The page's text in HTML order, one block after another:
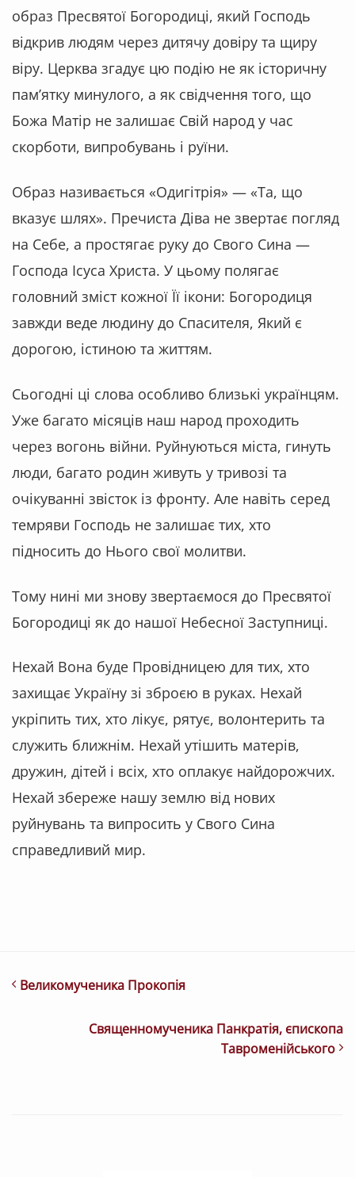
образ Пресвятої Богородиці, який Господь
відкрив людям через дитячу довіру та щиру
віру. Церква згадує цю подію не як історичну
пам’ятку минулого, а як свідчення того, що
Божа Матір не залишає Свій народ у час
скорботи, випробувань і руїни.
Образ називається «Одигітрія» — «Та, що
вказує шлях». Пречиста Діва не звертає погляд
на Себе, а простягає руку до Свого Сина —
Господа Ісуса Христа. У цьому полягає
головний зміст кожної Її ікони: Богородиця
завжди веде людину до Спасителя, Який є
дорогою, істиною та життям.
Сьогодні ці слова особливо близькі українцям.
Уже багато місяців наш народ проходить
через вогонь війни. Руйнуються міста, гинуть
люди, багато родин живуть у тривозі та
очікуванні звісток із фронту. Але навіть серед
темряви Господь не залишає тих, хто
підносить до Нього свої молитви.
Тому нині ми знову звертаємося до Пресвятої
Богородиці як до нашої Небесної Заступниці.
Нехай Вона буде Провідницею для тих, хто
захищає Україну зі зброєю в руках. Нехай
укріпить тих, хто лікує, рятує, волонтерить та
служить ближнім. Нехай утішить матерів,
дружин, дітей і всіх, хто оплакує найдорожчих.
Нехай збереже нашу землю від нових
руйнувань та випросить у Свого Сина
справедливий мир.
Великомученика Прокопія
Священномученика Панкратія, єпископа
Тавроменійського